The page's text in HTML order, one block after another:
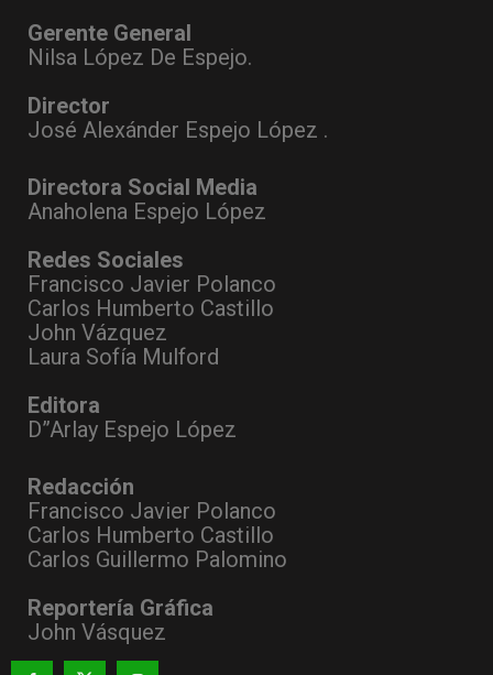
Gerente General
Nilsa López De Espejo.
Director
José Alexánder Espejo López .
Directora Social Media
Anaholena Espejo López
Redes Sociales
Francisco Javier Polanco
Carlos Humberto Castillo
John Vázquez
Laura Sofía Mulford
Editora
D”Arlay Espejo López
Redacción
Francisco Javier Polanco
Carlos Humberto Castillo
Carlos Guillermo Palomino
Reportería Gráfica
John Vásquez